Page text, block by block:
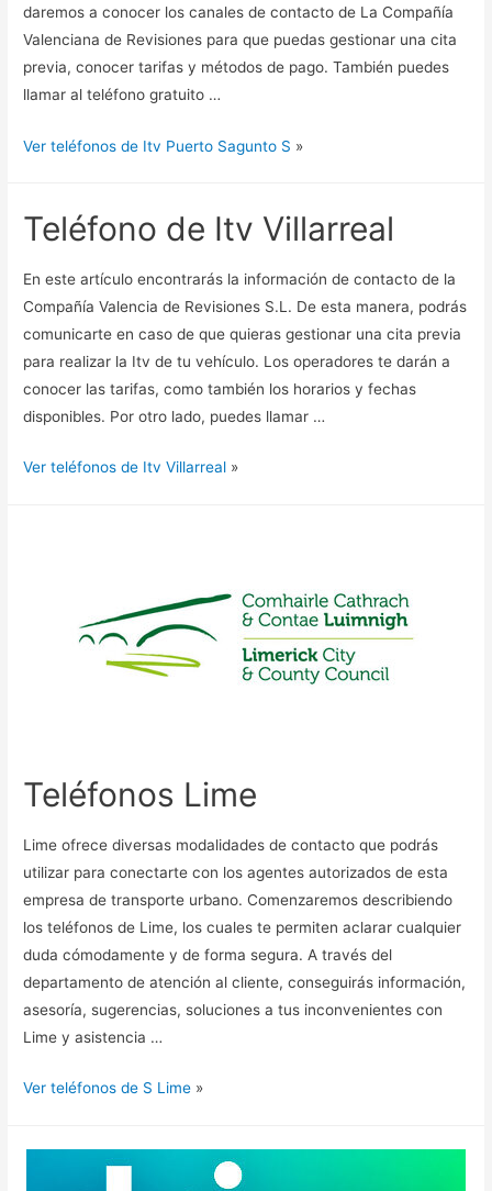
daremos a conocer los canales de contacto de La Compañía
Valenciana de Revisiones para que puedas gestionar una cita
previa, conocer tarifas y métodos de pago. También puedes
llamar al teléfono gratuito …
Ver teléfonos de Itv Puerto Sagunto S »
Teléfono de Itv Villarreal
En este artículo encontrarás la información de contacto de la
Compañía Valencia de Revisiones S.L. De esta manera, podrás
comunicarte en caso de que quieras gestionar una cita previa
para realizar la Itv de tu vehículo. Los operadores te darán a
conocer las tarifas, como también los horarios y fechas
disponibles. Por otro lado, puedes llamar …
Ver teléfonos de Itv Villarreal »
Teléfonos Lime
Lime ofrece diversas modalidades de contacto que podrás
utilizar para conectarte con los agentes autorizados de esta
empresa de transporte urbano. Comenzaremos describiendo
los teléfonos de Lime, los cuales te permiten aclarar cualquier
duda cómodamente y de forma segura. A través del
departamento de atención al cliente, conseguirás información,
asesoría, sugerencias, soluciones a tus inconvenientes con
Lime y asistencia …
Ver teléfonos de S Lime »